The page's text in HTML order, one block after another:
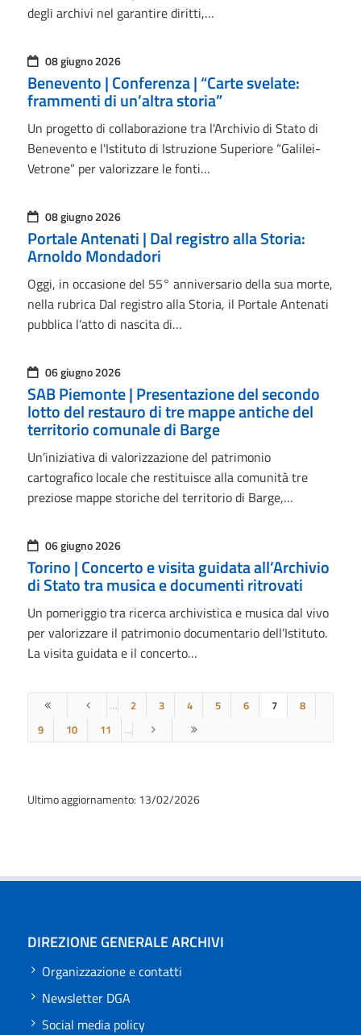
degli archivi nel garantire diritti,…
08 giugno 2026
Benevento | Conferenza | “Carte svelate:
frammenti di un’altra storia”
Un progetto di collaborazione tra l'Archivio di Stato di
Benevento e l'Istituto di Istruzione Superiore “Galilei-
Vetrone” per valorizzare le fonti…
08 giugno 2026
Portale Antenati | Dal registro alla Storia:
Arnoldo Mondadori
Oggi, in occasione del 55° anniversario della sua morte,
nella rubrica Dal registro alla Storia, il Portale Antenati
pubblica l’atto di nascita di…
06 giugno 2026
SAB Piemonte | Presentazione del secondo
lotto del restauro di tre mappe antiche del
territorio comunale di Barge
Un’iniziativa di valorizzazione del patrimonio
cartografico locale che restituisce alla comunità tre
preziose mappe storiche del territorio di Barge,…
06 giugno 2026
Torino | Concerto e visita guidata all’Archivio
di Stato tra musica e documenti ritrovati
Un pomeriggio tra ricerca archivistica e musica dal vivo
per valorizzare il patrimonio documentario dell’Istituto.
La visita guidata e il concerto…
… 2 3 4 5 6 7
8
9
10 11 …
Ultimo aggiornamento: 13/02/2026
DIREZIONE GENERALE ARCHIVI
Organizzazione e contatti
Newsletter DGA
Social media policy